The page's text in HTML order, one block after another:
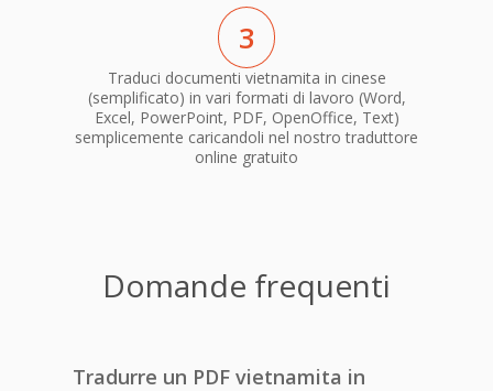
3
Traduci documenti vietnamita in cinese
(semplificato) in vari formati di lavoro (Word,
Excel, PowerPoint, PDF, OpenOffice, Text)
semplicemente caricandoli nel nostro traduttore
online gratuito
Domande frequenti
Tradurre un PDF vietnamita in